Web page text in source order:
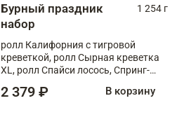
Бурный праздник
набор
1 254 г
ролл Калифорния с тигровой
креветкой, ролл Сырная креветка
XL, ролл Спайси лосось, Спринг-
Медовая креветка
2 379 ₽ В корзину